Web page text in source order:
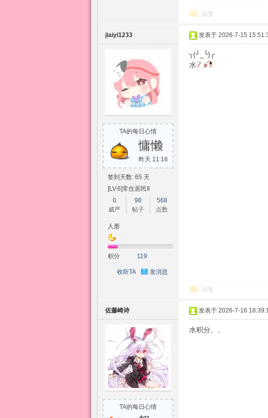
回复
jiaiyi1233
TA的每日心情
慵懒
昨天 11:16
签到天数: 65 天
[LV.6]常住居民II
0
威严
98
帖子
568
点数
人形
积分 119
收听TA 发消息
发表于 2026-7-15
╮(╯_╰)╭
水
回复
佐藤崎诗
TA的每日心情
发表于 2026-7-16
水积分、、